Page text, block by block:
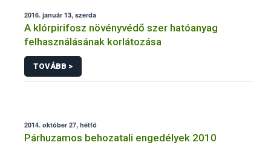
2016. január 13, szerda
A klórpirifosz növényvédő szer hatóanyag
felhasználásának korlátozása
TOVÁBB >
2014. október 27, hétfő
Párhuzamos behozatali engedélyek 2010